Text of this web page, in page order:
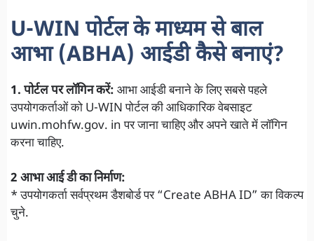
U-WIN पोर्टल के माध्यम से बाल
आभा (ABHA) आईडी कैसे बनाएं?
1. पोर्टल पर लॉगिन करें: आभा आईडी बनाने के लिए सबसे पहले
उपयोगकर्ताओं को U-WIN पोर्टल की आधिकारिक वेबसाइट
uwin.mohfw.gov. in पर जाना चाहिए और अपने खाते में लॉगिन
करना चाहिए.
2 आभा आई डी का निर्माण:
* उपयोगकर्ता सर्वप्रथम डैशबोर्ड पर “Create ABHA ID” का विकल्प
चुने.